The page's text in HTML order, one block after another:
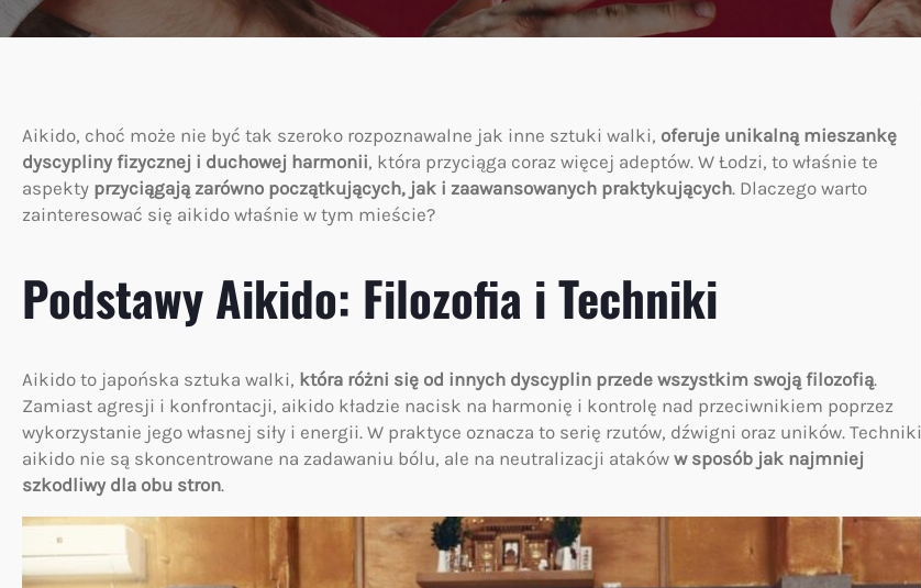
Aikido, choć może nie być tak szeroko rozpoznawalne jak inne sztuki walki, oferuje unikalną mieszankę
dyscypliny fizycznej i duchowej harmonii, która przyciąga coraz więcej adeptów. W Łodzi, to właśnie te
aspekty przyciągają zarówno początkujących, jak i zaawansowanych praktykujących. Dlaczego warto
zainteresować się aikido właśnie w tym mieście?
Podstawy Aikido: Filozofia i Techniki
Aikido to japońska sztuka walki, która różni się od innych dyscyplin przede wszystkim swoją filozofią.
Zamiast agresji i konfrontacji, aikido kładzie nacisk na harmonię i kontrolę nad przeciwnikiem poprzez
wykorzystanie jego własnej siły i energii. W praktyce oznacza to serię rzutów, dźwigni oraz uników. Techniki
aikido nie są skoncentrowane na zadawaniu bólu, ale na neutralizacji ataków w sposób jak najmniej
szkodliwy dla obu stron.